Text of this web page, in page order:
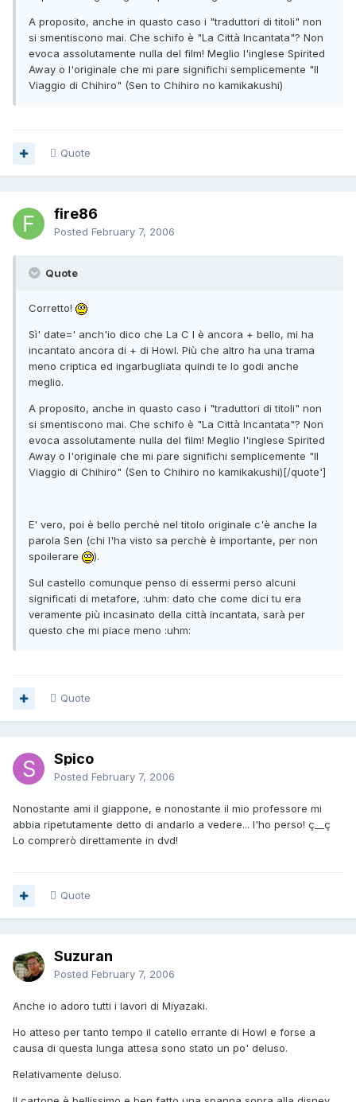
A proposito, anche in quasto caso i "traduttori di titoli" non
si smentiscono mai. Che schifo è "La Città Incantata"? Non
evoca assolutamente nulla del film! Meglio l'inglese Spirited
Away o l'originale che mi pare significhi semplicemente "Il
Viaggio di Chihiro" (Sen to Chihiro no kamikakushi)
Quote
fire86
Posted February 7, 2006
Quote
Corretto!
Sì' date=' anch'io dico che La C I è ancora + bello, mi ha
incantato ancora di + di Howl. Più che altro ha una trama
meno criptica ed ingarbugliata quindi te lo godi anche
meglio.
A proposito, anche in quasto caso i "traduttori di titoli" non
si smentiscono mai. Che schifo è "La Città Incantata"? Non
evoca assolutamente nulla del film! Meglio l'inglese Spirited
Away o l'originale che mi pare significhi semplicemente "Il
Viaggio di Chihiro" (Sen to Chihiro no kamikakushi)[/quote']
E' vero, poi è bello perchè nel titolo originale c'è anche la
parola Sen (chi l'ha visto sa perchè è importante, per non
spoilerare
).
Sul castello comunque penso di essermi perso alcuni
significati di metafore, :uhm: dato che come dici tu era
veramente più incasinato della città incantata, sarà per
questo che mi piace meno :uhm:
Quote
Spico
Posted February 7, 2006
Nonostante ami il giappone, e nonostante il mio professore mi
abbia ripetutamente detto di andarlo a vedere... l'ho perso! ç__ç
Lo comprerò direttamente in dvd!
Quote
Suzuran
Posted February 7, 2006
Anche io adoro tutti i lavori di Miyazaki.
Ho atteso per tanto tempo il catello errante di Howl e forse a
causa di questa lunga attesa sono stato un po' deluso.
Relativamente deluso.